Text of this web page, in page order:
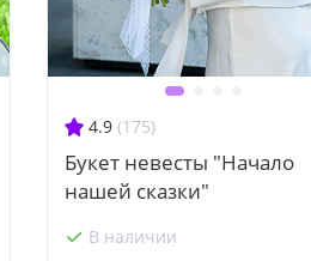
4.9 (175)
Букет невесты "Начало
нашей сказки"
В наличии